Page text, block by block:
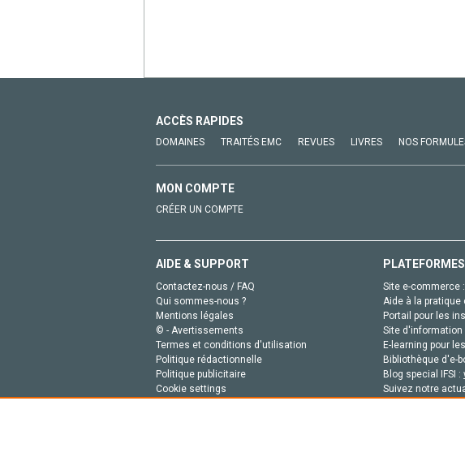
ACCÈS RAPIDES
DOMAINES TRAITÉS EMC REVUES LIVRES NOS
MON COMPTE
CRÉER UN COMPTE
AIDE & SUPPORT
Contactez-nous / FAQ
Qui sommes-nous ?
Mentions légales
© - Avertissements
Termes et conditions d'utilisation
Politique rédactionnelle
Politique publicitaire
Cookie settings
Site e-commerce :
Aide à la pratique
Portail pour les
Site d'information
E-learning pour
Bibliothèque d'e-
Blog special IFSI :
Suivez notre